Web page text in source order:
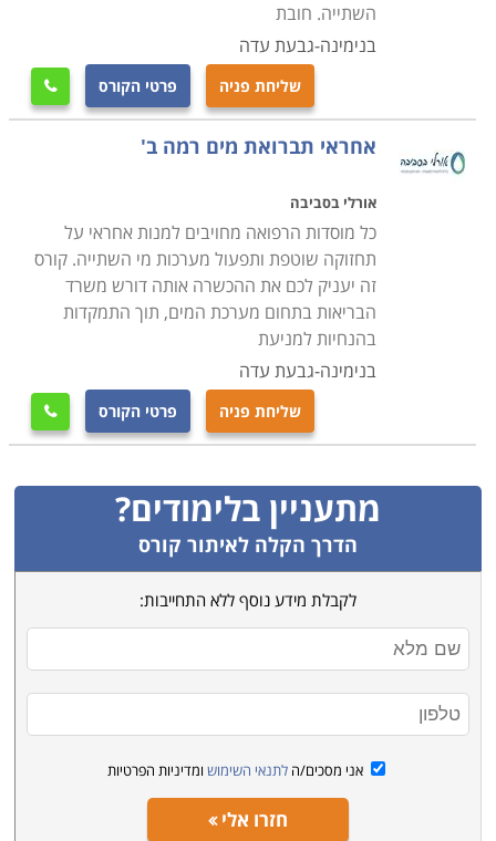
השתייה. חובת
בנימינה-גבעת עדה
שליחת פניה פרטי הקורס 
אחראי תברואת מים רמה ב'
אורלי בסביבה
כל מוסדות הרפואה מחויבים למנות אחראי על
תחזוקה שוטפת ותפעול מערכות מי השתייה. קורס
זה יעניק לכם את ההכשרה אותה דורש משרד
הבריאות בתחום מערכת המים, תוך התמקדות
בהנחיות למניעת
בנימינה-גבעת עדה
שליחת פניה פרטי הקורס 
מתעניין בלימודים?
הדרך הקלה לאיתור קורס
לקבלת מידע נוסף ללא התחייבות:
אני מסכים/ה לתנאי השימוש ומדיניות הפרטיות
חזרו אלי